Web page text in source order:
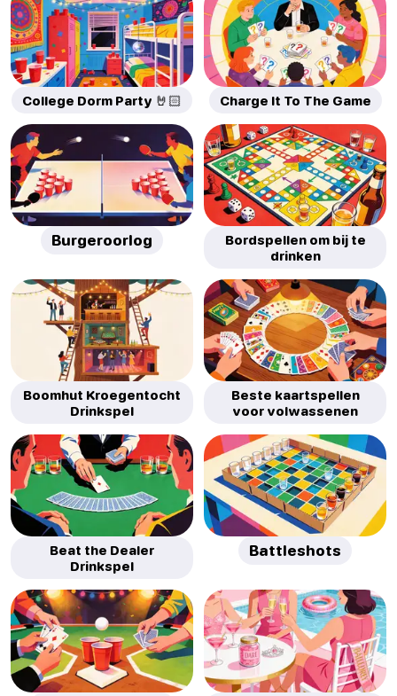
College Dorm Party 🤘🏻 Charge It To The Game
Burgeroorlog
Bordspellen om bij te
drinken
Boomhut Kroegentocht
Drinkspel
Beste kaartspellen
voor volwassenen
Beat the Dealer
Drinkspel
Battleshots